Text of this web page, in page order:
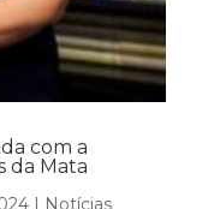
com a
da Mata
| Notícias